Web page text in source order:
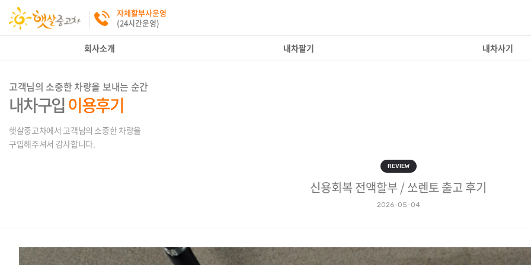
자체할부사운영
(24시간운영)
회사소개 내차팔기 내차사기
고객님의 소중한 차량을 보내는 순간
내차구입이용후기
햇살중고차에서 고객님의 소중한 차량을
구입해주셔서 감사합니다.
REVIEW
신용회복 전액할부 / 쏘렌토 출고 후기
2026-05-04